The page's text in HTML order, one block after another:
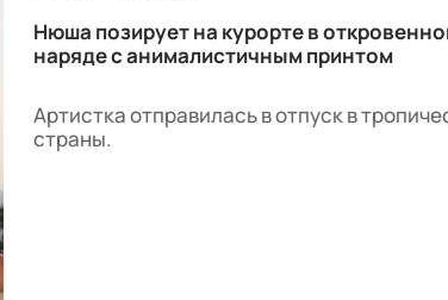
Нюша позирует на курорте в
наряде с анималистичным принтом
Артистка отправилась в отпуск в
страны.